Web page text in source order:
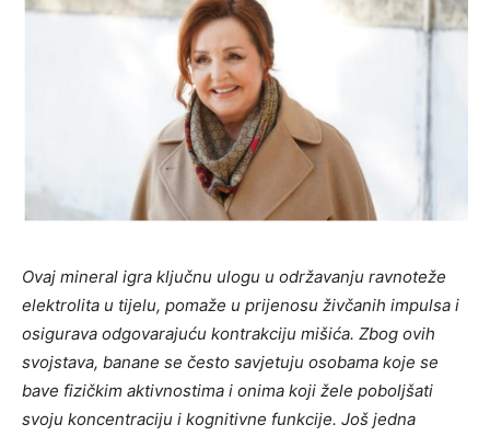
Ovaj mineral igra ključnu ulogu u održavanju ravnoteže
elektrolita u tijelu, pomaže u prijenosu živčanih impulsa i
osigurava odgovarajuću kontrakciju mišića. Zbog ovih
svojstava, banane se često savjetuju osobama koje se
bave fizičkim aktivnostima i onima koji žele poboljšati
svoju koncentraciju i kognitivne funkcije. Još jedna